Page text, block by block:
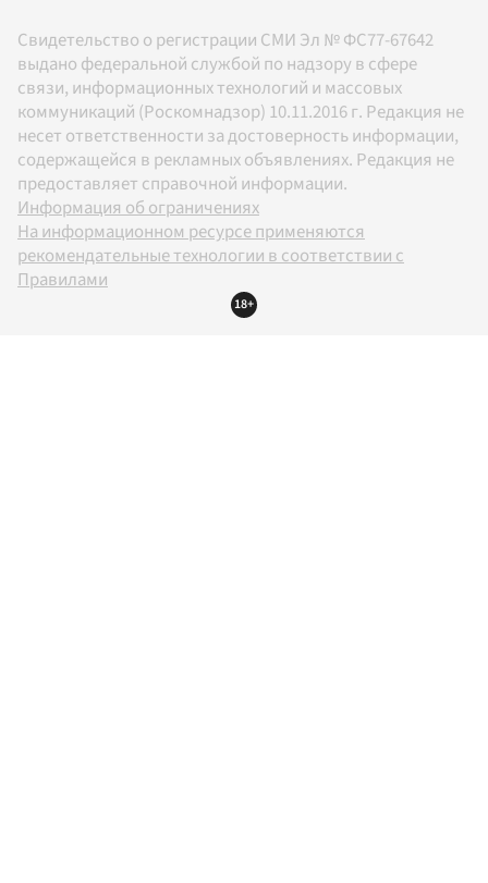
Свидетельство о регистрации СМИ Эл № ФС77-67642
выдано федеральной службой по надзору в сфере
связи, информационных технологий и массовых
коммуникаций (Роскомнадзор) 10.11.2016 г. Редакция не
несет ответственности за достоверность информации,
содержащейся в рекламных объявлениях. Редакция не
предоставляет справочной информации.
Информация об ограничениях
На информационном ресурсе применяются
рекомендательные технологии в соответствии с
Правилами
18+